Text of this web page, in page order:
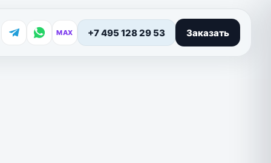
MAX +7 495 128 29 53 Заказать